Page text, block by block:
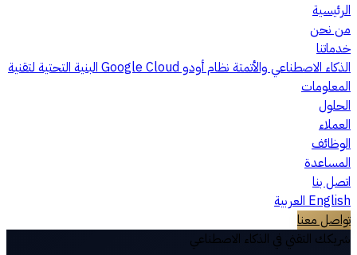
الرئيسية
من نحن
خدماتنا
الذكاء الاصطناعي والأتمتةنظام أودوGoogle Cloudالبنية التحتية لتقنية
المعلومات
الحلول
العملاء
الوظائف
المساعدة
اتصل بنا
Englishالعربية
تواصل معنا
شريكك التقني في الذكاء الاصطناعي